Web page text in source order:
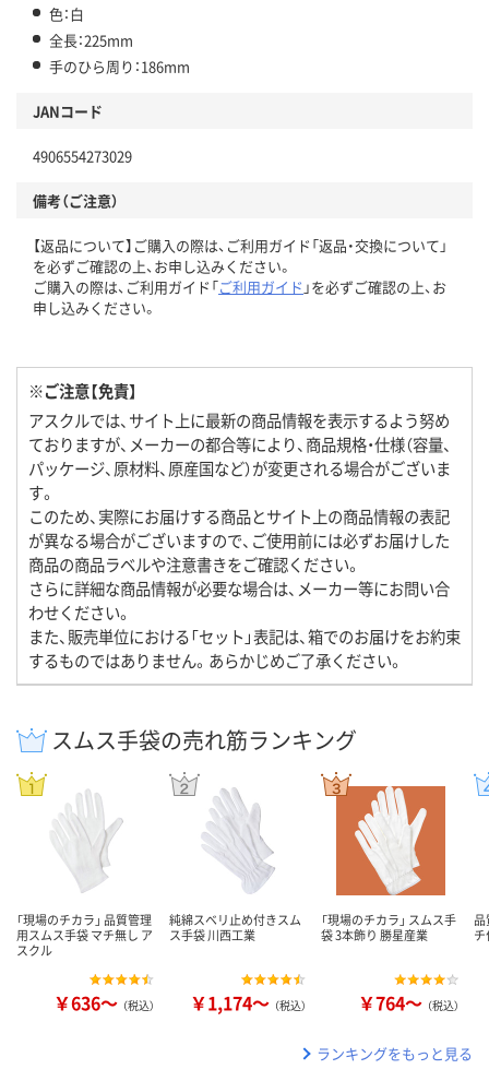
色：白
全長：225mm
手のひら周り：186mm
JANコード
4906554273029
備考（ご注意）
【返品について】ご購入の際は、ご利用ガイド「返品・交換について」
を必ずご確認の上、お申し込みください。
ご購入の際は、ご利用ガイド「ご利用ガイド 」を必ずご確認の上、お
申し込みください。
※ご注意【免責】
アスクルでは、サイト上に最新の商品情報を表示するよう努め
ておりますが、メーカーの都合等により、商品規格・仕様（容量、
パッケージ、原材料、原産国など）が変更される場合がございま
す。
このため、実際にお届けする商品とサイト上の商品情報の表記
が異なる場合がございますので、ご使用前には必ずお届けした
商品の商品ラベルや注意書きをご確認ください。
さらに詳細な商品情報が必要な場合は、メーカー等にお問い合
わせください。
また、販売単位における「セット」表記は、箱でのお届けをお約束
するものではありません。あらかじめご了承ください。
スムス手袋の売れ筋ランキング
「現場のチカラ」 品質管理
用スムス手袋 マチ無し ア
スクル
￥636～ （税込）
純綿スベリ止め付きスム
ス手袋 川西工業
￥1,174～ （税込）
「現場のチカラ」 スムス手
袋 3本飾り 勝星産業
￥764～ （税込）
ランキングをもっと見る